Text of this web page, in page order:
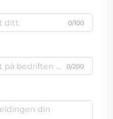
0/100
0/200